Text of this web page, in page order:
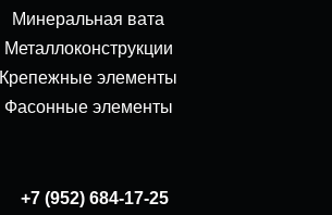
Минеральная вата
Металлоконструкции
Крепежные элементы
Фасонные элементы
+7 (952) 684-17-25